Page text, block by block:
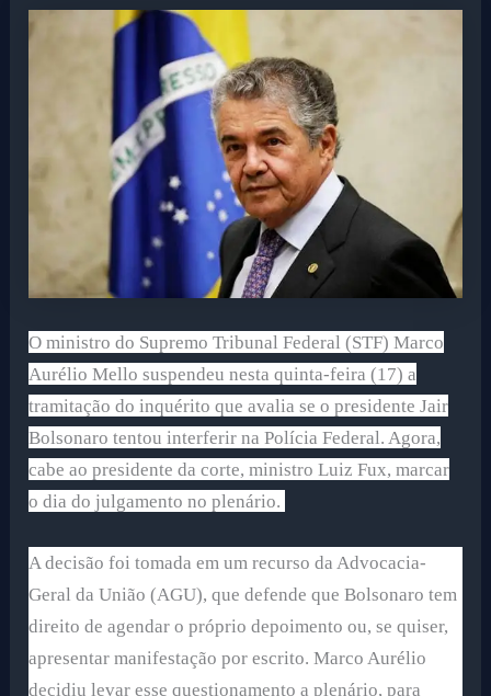
O ministro do Supremo Tribunal Federal (STF) Marco
Aurélio Mello suspendeu nesta quinta-feira (17) a
tramitação do inquérito que avalia se o presidente Jair
Bolsonaro tentou interferir na Polícia Federal. Agora,
cabe ao presidente da corte, ministro Luiz Fux, marcar
o dia do julgamento no plenário.
A decisão foi tomada em um recurso da Advocacia-
Geral da União (AGU), que defende que Bolsonaro tem
direito de agendar o próprio depoimento ou, se quiser,
apresentar manifestação por escrito. Marco Aurélio
decidiu levar esse questionamento a plenário, para